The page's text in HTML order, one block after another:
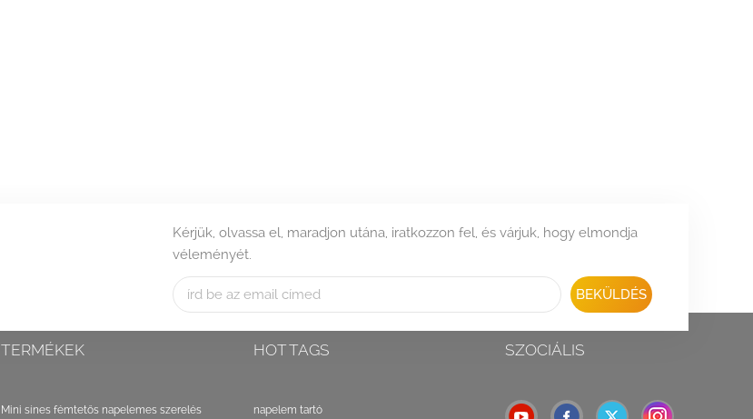
Kérjük, olvassa el, maradjon utána, iratkozzon fel, és várjuk, hogy elmondja
véleményét.
BEKÜLDÉS
TERMÉKEK
Mini sínes fémtetős napelemes szerelés
HOT TAGS
napelem tartó
SZOCIÁLIS